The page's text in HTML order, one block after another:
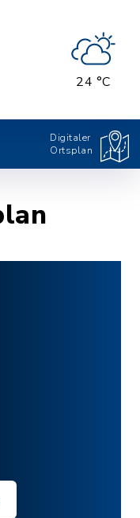
24 °C
Digitaler
Ortsplan